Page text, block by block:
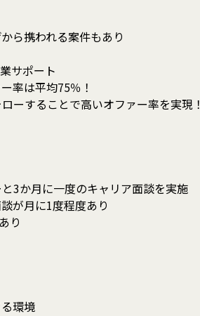
ら携われる案件もあり
サポート
率は平均75％！
ーすることで高いオファー率を実現！
3か月に一度のキャリア面談を実施
が月に1度程度あり
り
環境